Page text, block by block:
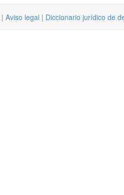
Aviso legal | Diccionario jurídico de